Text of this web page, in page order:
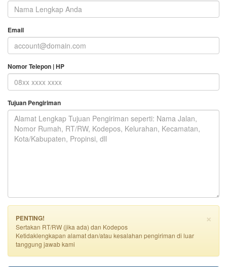
Email
Nomor Telepon | HP
Tujuan Pengiriman
×
PENTING!
Sertakan RT/RW (jika ada) dan Kodepos
Ketidaklengkapan alamat dan/atau kesalahan pengiriman di luar
tanggung jawab kami